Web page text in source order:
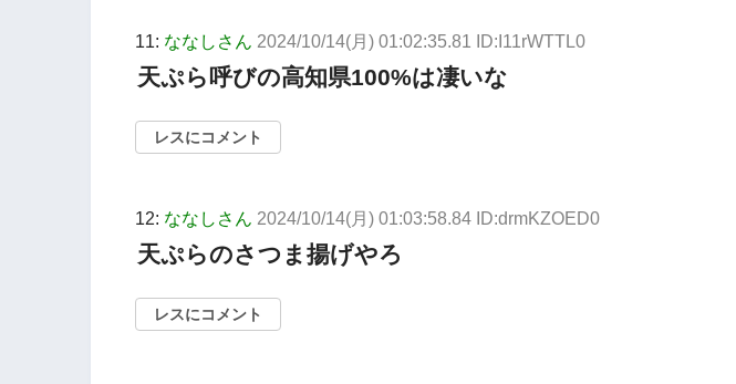
11: ななしさん 2024/10/14(月) 01:02:35.81 ID:I11rWTTL0
天ぷら呼びの高知県100%は凄いな
レスにコメント
12: ななしさん 2024/10/14(月) 01:03:58.84 ID:drmKZOED0
天ぷらのさつま揚げやろ
レスにコメント